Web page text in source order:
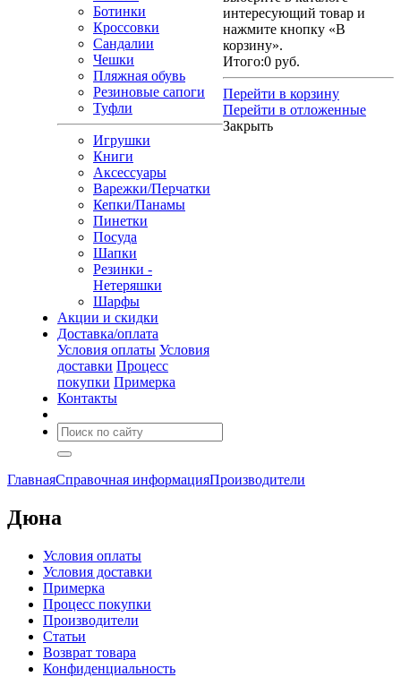
Ботинки
Кроссовки
Сандалии
Чешки
Пляжная обувь
Резиновые сапоги
Туфли
Игрушки
Книги
Аксессуары
Варежки/Перчатки
Кепки/Панамы
Пинетки
Посуда
Шапки
Резинки -
Нетеряшки
Шарфы
Акции и скидки
Доставка/оплата
Условия оплаты Условия
доставки Процесс
покупки Примерка
Контакты
интересующий товар и
нажмите кнопку «В
корзину».
Итого:0 руб.
Перейти в корзину
Перейти в отложенные
Закрыть
ГлавнаяСправочная информацияПроизводители
Дюна
Условия оплаты
Условия доставки
Примерка
Процесс покупки
Производители
Статьи
Возврат товара
Конфиденциальность